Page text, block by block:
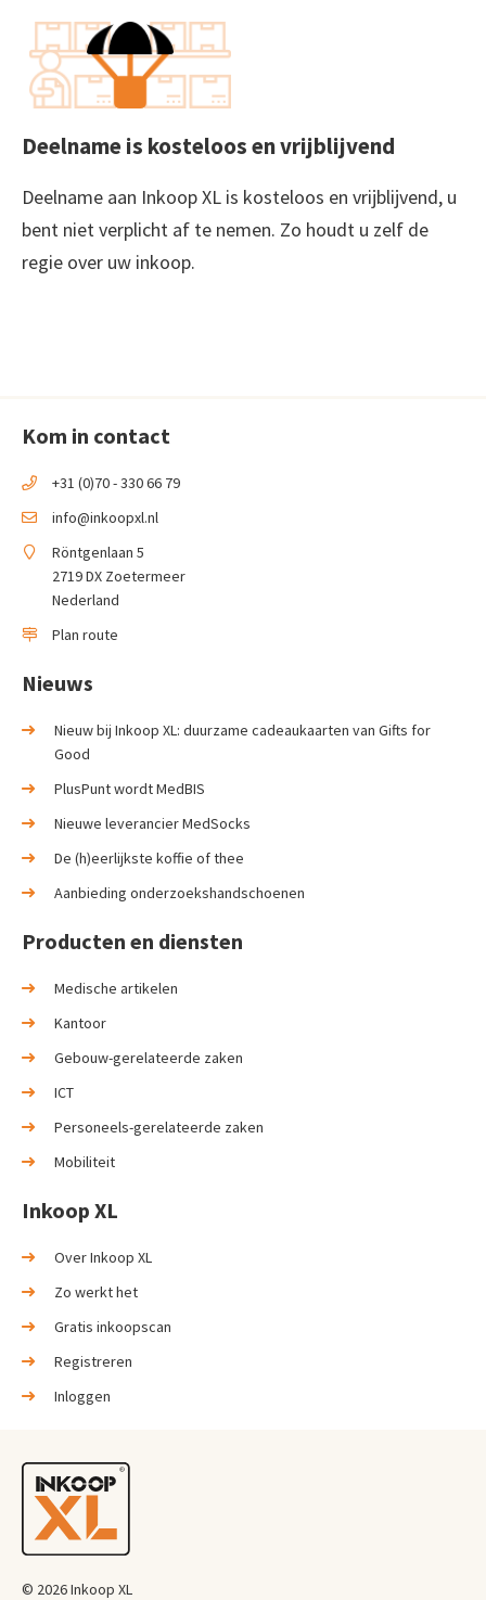
Deelname is kosteloos en vrijblijvend
Deelname aan Inkoop XL is kosteloos en vrijblijvend, u
bent niet verplicht af te nemen. Zo houdt u zelf de
regie over uw inkoop.
Kom in contact
+31 (0)70 - 330 66 79
info@inkoopxl.nl
Röntgenlaan 5
2719 DX Zoetermeer
Nederland
Plan route
Nieuws
Nieuw bij Inkoop XL: duurzame cadeaukaarten van Gifts for
Good
PlusPunt wordt MedBIS
Nieuwe leverancier MedSocks
De (h)eerlijkste koffie of thee
Aanbieding onderzoekshandschoenen
Producten en diensten
Medische artikelen
Kantoor
Gebouw-gerelateerde zaken
ICT
Personeels-gerelateerde zaken
Mobiliteit
Inkoop XL
Over Inkoop XL
Zo werkt het
Gratis inkoopscan
Registreren
Inloggen
© 2026 Inkoop XL